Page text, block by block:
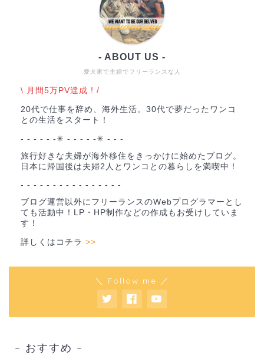
愛犬家で主婦でフリーランスな人
- ABOUT US -
\ 月間5万PV達成 ! /
20代で仕事を辞め、海外生活。30代で夢だったワンコ
との生活をスタート！
- - - - - -✳︎ - - - - -✳︎ - - -
旅行好きな夫婦が海外移住をきっかけに始めたブログ。
日本に帰国後は夫婦2人とワンコとの暮らしを満喫中！
- - - - - - - - - - - - - - - -
ブログ運営以外にフリーランスのWebプログラマーとし
ても活動中！LP・HP制作などの作成もお受けしていま
す！
詳しくはコチラ >>
＼ Follow me ／
– おすすめ –